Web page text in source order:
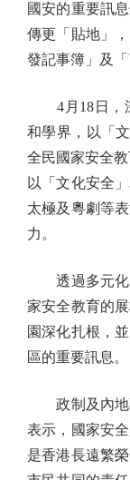
國安的重要訊
傳更「貼地」
發記事簿」及
4月18日，深
和學界，以「
全民國家安全
以「文化安全
太極及粵劇等
力。
透過多元化
家安全教育的
園深化扎根，
區的重要訊息。
政制及內地
表示，國家安
是香港長遠繁